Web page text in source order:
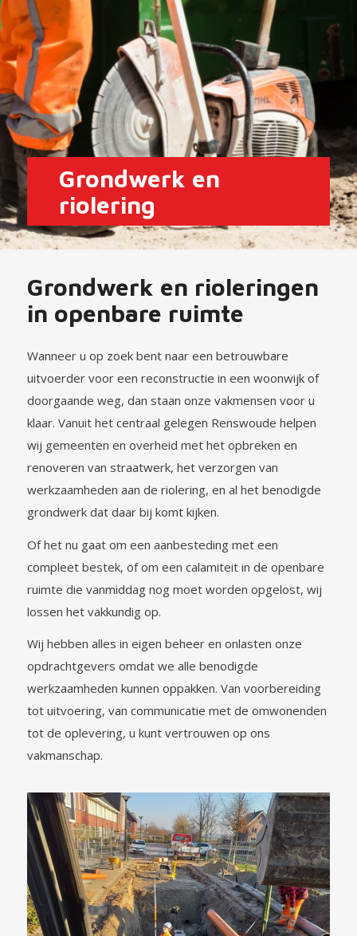
Grondwerk en
riolering
Grondwerk en rioleringen
in openbare ruimte
Wanneer u op zoek bent naar een betrouwbare
uitvoerder voor een reconstructie in een woonwijk of
doorgaande weg, dan staan onze vakmensen voor u
klaar. Vanuit het centraal gelegen Renswoude helpen
wij gemeenten en overheid met het opbreken en
renoveren van straatwerk, het verzorgen van
werkzaamheden aan de riolering, en al het benodigde
grondwerk dat daar bij komt kijken.
Of het nu gaat om een aanbesteding met een
compleet bestek, of om een calamiteit in de openbare
ruimte die vanmiddag nog moet worden opgelost, wij
lossen het vakkundig op.
Wij hebben alles in eigen beheer en onlasten onze
opdrachtgevers omdat we alle benodigde
werkzaamheden kunnen oppakken. Van voorbereiding
tot uitvoering, van communicatie met de omwonenden
tot de oplevering, u kunt vertrouwen op ons
vakmanschap.